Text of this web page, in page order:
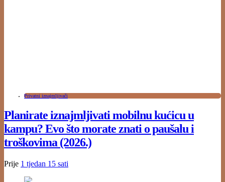
Privatni iznajmljivači
Planirate iznajmljivati mobilnu kućicu u
kampu? Evo što morate znati o paušalu i
troškovima (2026.)
Prije 1 tjedan 15 sati